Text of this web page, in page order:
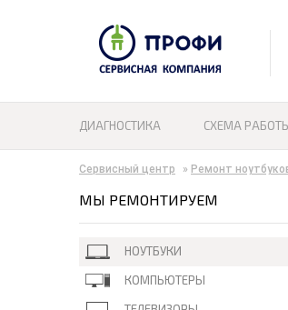
ДИАГНОСТИКА СХЕМА
Сервисный центр » Ремонт
МЫ РЕМОНТИРУЕМ
НОУТБУКИ
КОМПЬЮТЕРЫ